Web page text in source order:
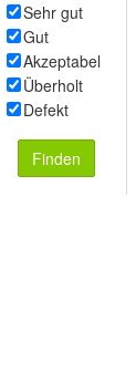
Sehr gut
Gut
Akzeptabel
Überholt
Defekt
Finden